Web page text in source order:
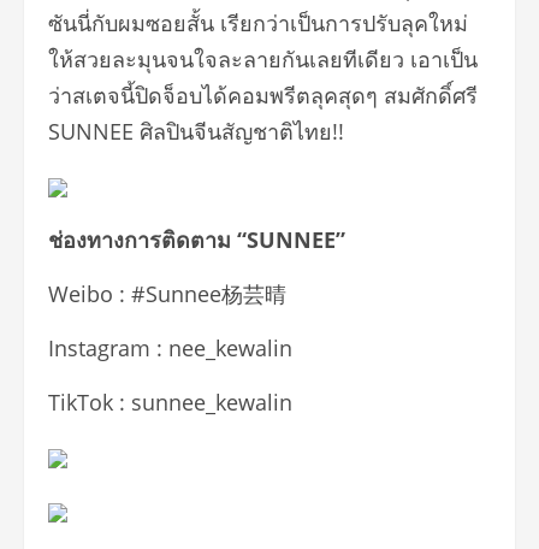
ซันนี่กับผมซอยสั้น เรียกว่าเป็นการปรับลุคใหม่
ให้สวยละมุนจนใจละลายกันเลยทีเดียว เอาเป็น
ว่าสเตจนี้ปิดจ็อบได้คอมพรีตลุคสุดๆ สมศักดิ์ศรี
SUNNEE ศิลปินจีนสัญชาติไทย!!
ช่องทางการติดตาม “SUNNEE”
Weibo : #Sunnee杨芸晴
Instagram : nee_kewalin
TikTok : sunnee_kewalin